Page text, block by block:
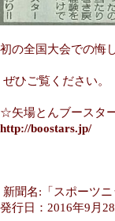
初の全国大会での悔
ぜひご覧ください。
☆矢場とんブースタ
http://boostars.jp/
新聞名:「スポーツニ
発行日：2016年9月28